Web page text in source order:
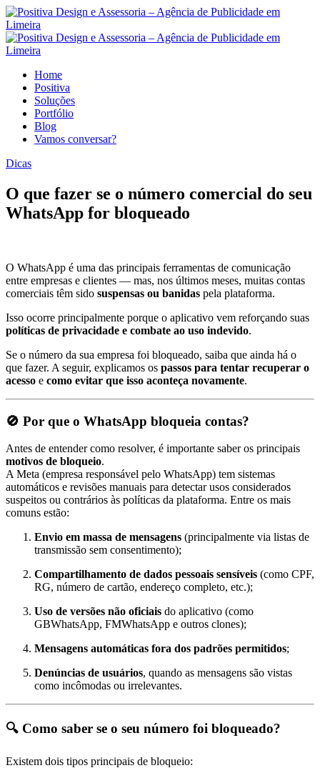
Home
Positiva
Soluções
Portfólio
Blog
Vamos conversar?
Dicas
O que fazer se o número comercial do seu
WhatsApp for bloqueado
O WhatsApp é uma das principais ferramentas de comunicação
entre empresas e clientes — mas, nos últimos meses, muitas contas
comerciais têm sido suspensas ou banidas pela plataforma.
Isso ocorre principalmente porque o aplicativo vem reforçando suas
políticas de privacidade e combate ao uso indevido.
Se o número da sua empresa foi bloqueado, saiba que ainda há o
que fazer. A seguir, explicamos os passos para tentar recuperar o
acesso e como evitar que isso aconteça novamente.
🚫 Por que o WhatsApp bloqueia contas?
Antes de entender como resolver, é importante saber os principais
motivos de bloqueio.
A Meta (empresa responsável pelo WhatsApp) tem sistemas
automáticos e revisões manuais para detectar usos considerados
suspeitos ou contrários às políticas da plataforma. Entre os mais
comuns estão:
Envio em massa de mensagens (principalmente via listas de
transmissão sem consentimento);
Compartilhamento de dados pessoais sensíveis (como CPF,
RG, número de cartão, endereço completo, etc.);
Uso de versões não oficiais do aplicativo (como
GBWhatsApp, FMWhatsApp e outros clones);
Mensagens automáticas fora dos padrões permitidos;
Denúncias de usuários, quando as mensagens são vistas
como incômodas ou irrelevantes.
🔍 Como saber se o seu número foi bloqueado?
Existem dois tipos principais de bloqueio: